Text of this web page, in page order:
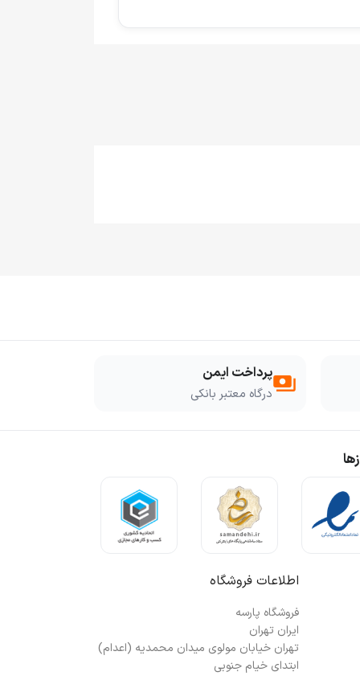
paymentsپرداخت ایمن
درگاه معتبر بانکی
اطلاعات فروشگاه
فروشگاه پارسه
ایران تهران
تهران خیابان مولوی میدان محمدیه (اعدام)
ابتدای خیام جنوبی